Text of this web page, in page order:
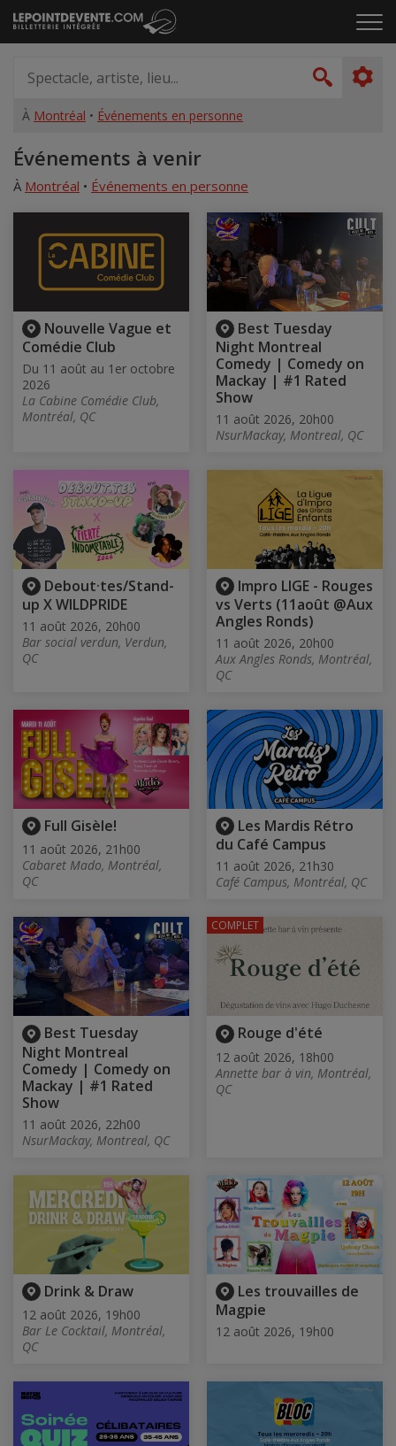
Passer
au
le
artiste,
lieu...
À Montréal • Événements en personne
Accueil
Événements à venir
À Montréal • Événements en personne
Nouvelle Vague et
Comédie Club
Du 11 août au 1er octobre
2026
La Cabine Comédie Club,
Montréal, QC
Best Tuesday
Night Montreal
Comedy | Comedy on
Mackay | #1 Rated
Show
11 août 2026, 20h00
NsurMackay, Montreal, QC
Debout·tes/Stand-
up X WILDPRIDE
11 août 2026, 20h00
Bar social verdun, Verdun,
QC
Impro LIGE - Rouges
vs Verts (11août @Aux
Angles Ronds)
11 août 2026, 20h00
Aux Angles Ronds, Montréal,
QC
Full Gisèle!
11 août 2026, 21h00
Cabaret Mado, Montréal,
QC
Les Mardis Rétro
du Café Campus
11 août 2026, 21h30
Café Campus, Montréal, QC
Best Tuesday
Night Montreal
Comedy | Comedy on
Mackay | #1 Rated
Show
11 août 2026, 22h00
NsurMackay, Montreal, QC
Rouge d'été
12 août 2026, 18h00
Annette bar à vin, Montréal,
QC
COMPLET
Drink & Draw
12 août 2026, 19h00
Bar Le Cocktail, Montréal,
QC
Les trouvailles de
Magpie
12 août 2026, 19h00